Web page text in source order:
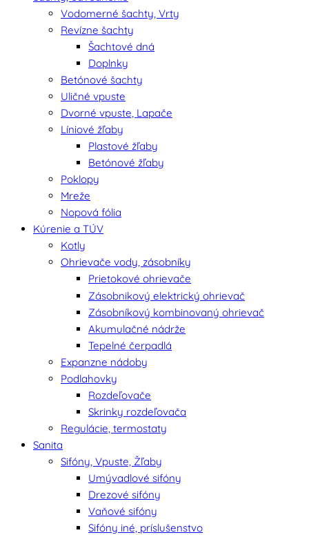
Vodomerné šachty, Vrty
Revízne šachty
Šachtové dná
Doplnky
Betónové šachty
Uličné vpuste
Dvorné vpuste, Lapače
Líniové žľaby
Plastové žľaby
Betónové žľaby
Poklopy
Mreže
Nopová fólia
Kúrenie a TÚV
Kotly
Ohrievače vody, zásobníky
Prietokové ohrievače
Zásobnikový elektrický ohrievač
Zásobníkový kombinovaný ohrievač
Akumulačné nádrže
Tepelné čerpadlá
Expanzne nádoby
Podlahovky
Rozdeľovače
Skrinky rozdeľovača
Regulácie, termostaty
Sanita
Sifóny, Vpuste, Žľaby
Umývadlové sifóny
Drezové sifóny
Vaňové sifóny
Sifóny iné, príslušenstvo